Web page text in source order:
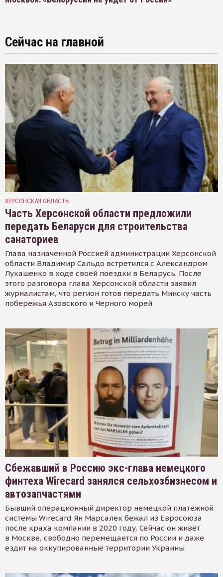
Сейчас на главной
ХЕРСОНСКАЯ ОБЛАСТЬ
Часть Херсонской области предложили
передать Беларуси для строительства
санаториев
Глава назначенной Россией администрации Херсонской
области Владимир Сальдо встретился с Александром
Лукашенко в ходе своей поездки в Беларусь. После
этого разговора глава Херсонской области заявил
журналистам, что регион готов передать Минску часть
побережья Азовского и Черного морей
Сбежавший в Россию экс-глава немецкого
финтеха Wirecard занялся сельхозбизнесом и
автозапчастями
Бывший операционный директор немецкой платёжной
системы Wirecard Ян Марсалек бежал из Евросоюза
после краха компании в 2020 году. Сейчас он живёт
в Москве, свободно перемещается по России и даже
ездит на оккупированные территории Украины